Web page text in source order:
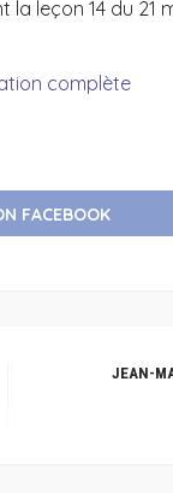
leçon 14 du 21
complète
FACEBOOK
JEAN-